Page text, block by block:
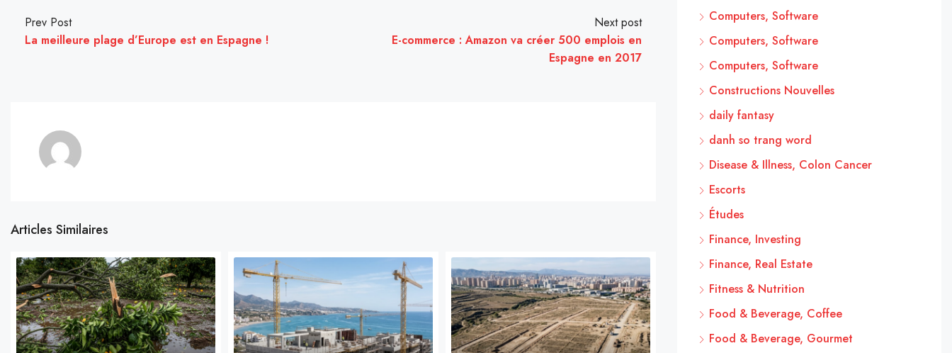
Prev Post
La meilleure plage d’Europe est en Espagne !
Next post
E-commerce : Amazon va créer 500 emplois en
Espagne en 2017
Articles Similaires
Computers, Software
Computers, Software
Computers, Software
Constructions Nouvelles
daily fantasy
danh so trang word
Disease & Illness, Colon Cancer
Escorts
Études
Finance, Investing
Finance, Real Estate
Fitness & Nutrition
Food & Beverage, Coffee
Food & Beverage, Gourmet